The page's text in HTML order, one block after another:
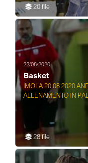
20 file
22/08/2020
Basket
IMOLA 20 08 2020
ALLENAMENTO IN
28 file